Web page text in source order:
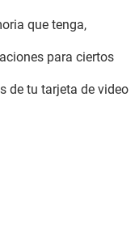
que tenga,
para ciertos
de tu tarjeta de video